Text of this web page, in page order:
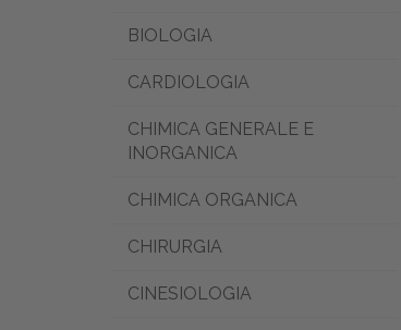
BIOLOGIA
CARDIOLOGIA
CHIMICA GENERALE E
INORGANICA
CHIMICA ORGANICA
CHIRURGIA
CINESIOLOGIA